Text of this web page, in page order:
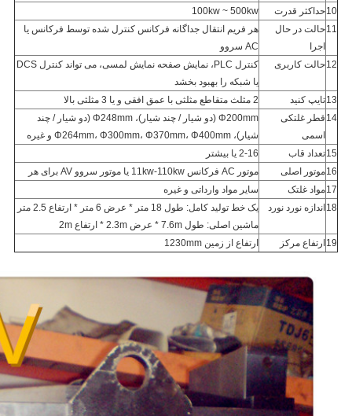
10حداکثر قدرت
100kw ~ 500kw
11حالت در حال
اجرا
هر فریم انتقال جداگانه فرکانس کنترل شده توسط فرکانس یا
AC سروو
12حالت کاربری
کنترل PLC، نمایش صفحه نمایش لمسی، می تواند کنترل DCS
یا شبکه را بهبود بخشد
13تایپ کنید
2 مثلث متقاطع مثلثی با عمق افقی و یا 3 مثلثی بالا
14 قطر غلتکی
اسمی
Φ200mm (دو شیار / چند شیار)، Φ248mm (دو شیار / چند
شیار)، Φ264mm، Φ300mm، Φ370mm، Φ400mm و غیره
15تعداد قاب
2-16 یا بیشتر
16موتور اصلی
موتور AC فرکانس 11kw-110kw یا موتور سروو AV برای هر
17مواد غلتک
سایر مواد وارداتی و غیره
18 اندازه نورد نورد
یک خط تولید کامل: طول 18 متر * عرض 6 متر * ارتفاع 2.5 متر
ماشین اصلی: طول 7.6m * عرض 2.3m * ارتفاع 2m
19 ارتفاع مرکز ارتفاع از زمین 1230mm